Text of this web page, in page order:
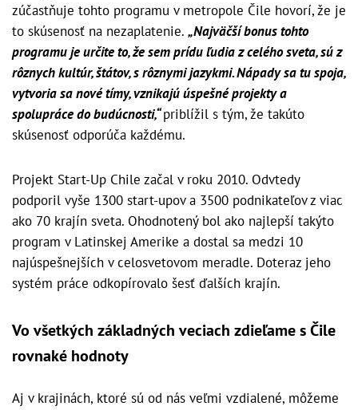
zúčastňuje tohto programu v metropole Čile hovorí, že je
to skúsenosť na nezaplatenie. „Najväčší bonus tohto
programu je určite to, že sem prídu ľudia z celého sveta, sú z
rôznych kultúr, štátov, s rôznymi jazykmi. Nápady sa tu spoja,
vytvoria sa nové tímy, vznikajú úspešné projekty a
spolupráce do budúcnosti,“priblížil s tým, že takúto
skúsenosť odporúča každému.
Projekt Start-Up Chile začal v roku 2010. Odvtedy
podporil vyše 1300 start-upov a 3500 podnikateľov z viac
ako 70 krajín sveta. Ohodnotený bol ako najlepší takýto
program v Latinskej Amerike a dostal sa medzi 10
najúspešnejších v celosvetovom meradle. Doteraz jeho
systém práce odkopírovalo šesť ďalších krajín.
Vo všetkých základných veciach zdieľame s Čile
rovnaké hodnoty
Aj v krajinách, ktoré sú od nás veľmi vzdialené, môžeme